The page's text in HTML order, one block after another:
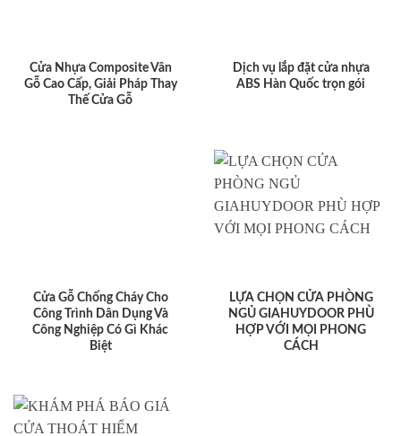
Cửa Nhựa Composite Vân
Gỗ Cao Cấp, Giải Pháp Thay
Thế Cửa Gỗ
Dịch vụ lắp đặt cửa nhựa
ABS Hàn Quốc trọn gói
Cửa Gỗ Chống Cháy Cho
Công Trình Dân Dụng Và
Công Nghiệp Có Gì Khác
Biệt
LỰA CHỌN CỬA PHÒNG
NGỦ GIAHUYDOOR PHÙ
HỢP VỚI MỌI PHONG
CÁCH